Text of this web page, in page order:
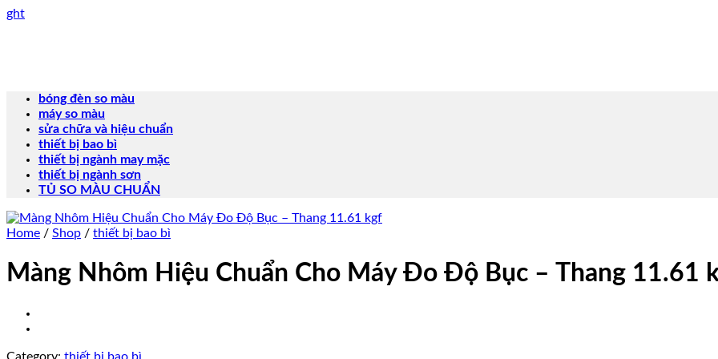
Skip
ght
bóng đèn so màu
máy so màu
sửa chữa và hiệu chuẩn
thiết bị bao bì
thiết bị ngành may mặc
thiết bị ngành sơn
TỦ SO MÀU CHUẨN
Home / Shop / thiết bị bao bì
Màng Nhôm Hiệu Chuẩn Cho Máy Đo Độ Bục – Thang 11.61